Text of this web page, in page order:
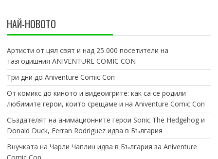
НАЙ-НОВОТО
Артисти от цял свят и над 25 000 посетители на
тазгодишния ANIVENTURE COMIC CON
Три дни до Aniventure Comic Con
От комикс до киното и видеоигрите: как са се родили
любимите герои, които срещаме и на Aniventure Comic Con
Създателят на анимационните герои Sonic The Hedgehog и
Donald Duck, Ferran Rodriguez идва в България
Внучката на Чарли Чаплин идва в България за Aniventure